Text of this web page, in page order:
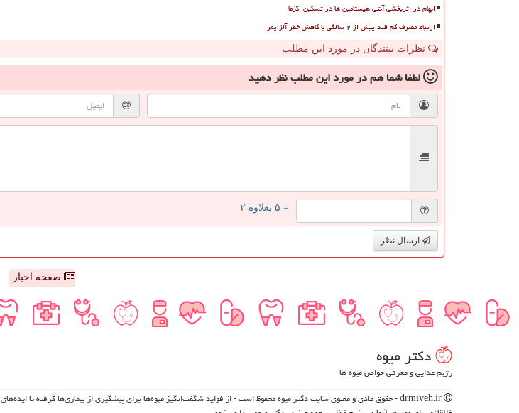
ابهام در اثربخشی آنتی هیستامین ها در تسکین اگزما
ارتباط مصرف کم قند پیش از ۲ سالگی با کاهش خطر آلزایمر
نظرات بینندگان در مورد این مطلب
لطفا شما همدر مورد این مطلبنظر دهید
= ۵ بعلاوه ۲
ارسال نظر
صفحه اخبار
دكتر میوه
رژیم غذایی و معرفی خواص میوه ها
drmiveh.ir - حقوق مادی و معنوی سایت دكتر میوه محفوظ است - از فواید شگفت‌انگیز میوه‌ها برای پیشگیری از بیماری‌ها گرفته تا ایده‌های